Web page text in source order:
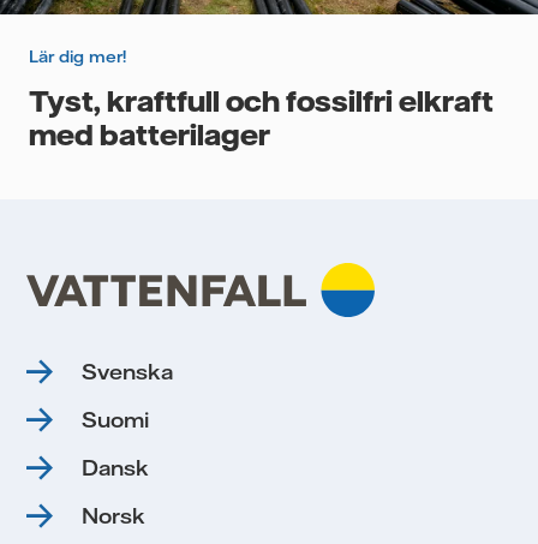
Lär dig mer!
Tyst, kraftfull och fossilfri elkraft
med batterilager
Svenska
Suomi
Dansk
Norsk